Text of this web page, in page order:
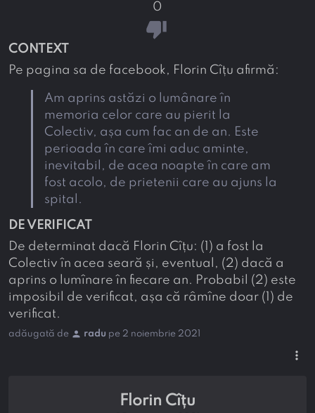
0
thumb_down
CONTEXT
Pe pagina sa de facebook, Florin Cîțu afirmă:
Am aprins astăzi o lumânare în
memoria celor care au pierit la
Colectiv, așa cum fac an de an. Este
perioada în care îmi aduc aminte,
inevitabil, de acea noapte în care am
fost acolo, de prietenii care au ajuns la
spital.
DE VERIFICAT
De determinat dacă Florin Cîțu: (1) a fost la
Colectiv în acea seară și, eventual, (2) dacă a
aprins o lumînare în fiecare an. Probabil (2) este
imposibil de verificat, așa că râmîne doar (1) de
verificat.
adăugată de person radu pe 2 noiembrie 2021
more_vert
Florin Cîțu